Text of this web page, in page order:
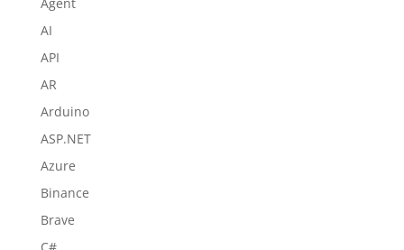
AI
API
AR
Arduino
ASP.NET
Azure
Binance
Brave